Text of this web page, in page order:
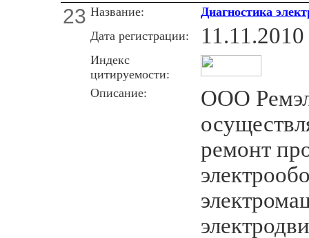
23 Название:
Диагностика
Дата регистрации:
11.11.2010
Индекс
цитируемости:
Описание:
ООО
ремонт